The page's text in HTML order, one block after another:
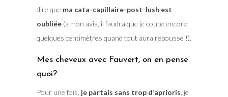
dire que ma cata-capillaire-post-lush est
oubliée(à mon avis, il faudra que je coupe encore
quelques centimètres quand tout aura repoussé !).
Mes cheveux avec Fauvert, on en pense
quoi?
Pour une fois, je partais sans trop d’aprioris , je